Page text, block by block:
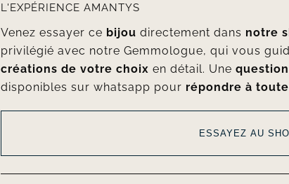
L'EXPÉRIENCE AMANTYS
Venez essayer ce bijou directement dans notre
privilégié avec notre Gemmologue, qui vous
créations de votre choix en détail. Une
disponibles sur whatsapp pour répondre à
ESSAYEZ AU